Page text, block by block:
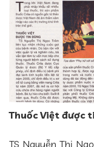
Thuốc Việt được
TS Nguyễn Thị